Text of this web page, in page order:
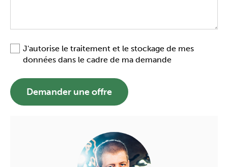
J'autorise le traitement et le stockage de mes
données dans le cadre de ma demande
Demander une offre